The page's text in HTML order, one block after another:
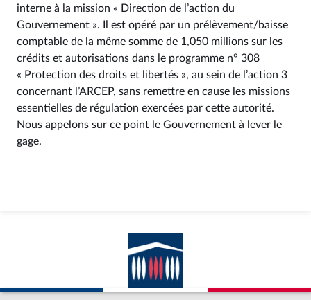
interne à la mission « Direction de l’action du
Gouvernement ». Il est opéré par un prélèvement/baisse
comptable de la même somme de 1,050 millions sur les
crédits et autorisations dans le programme n° 308
« Protection des droits et libertés », au sein de l’action 3
concernant l’ARCEP, sans remettre en cause les missions
essentielles de régulation exercées par cette autorité.
Nous appelons sur ce point le Gouvernement à lever le
gage.